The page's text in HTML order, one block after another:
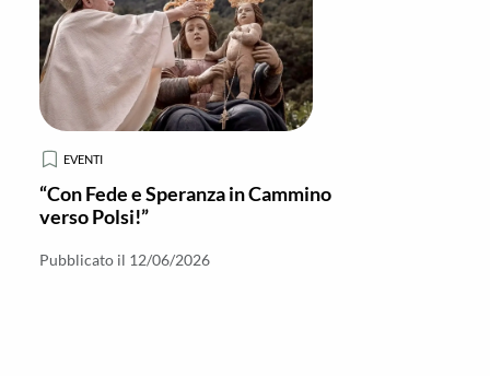
EVENTI
“Con Fede e Speranza in Cammino
verso Polsi!”
Pubblicato il 12/06/2026